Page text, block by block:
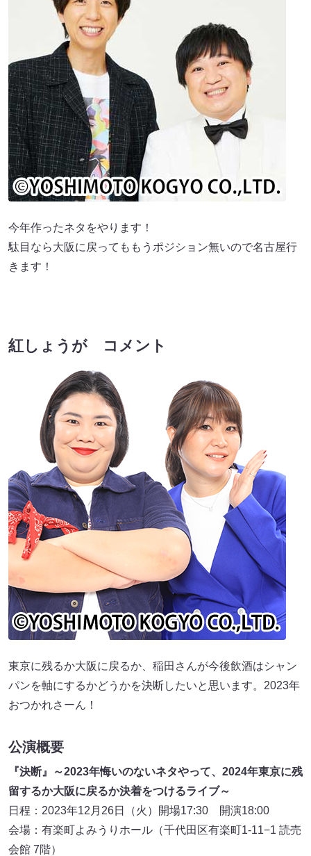
今年作ったネタをやります！
駄目なら大阪に戻ってももうポジション無いので名古屋行
きます！
紅しょうが コメント
東京に残るか大阪に戻るか、稲田さんが今後飲酒はシャン
パンを軸にするかどうかを決断したいと思います。2023年
おつかれさーん！
公演概要
『決断』～2023年悔いのないネタやって、2024年東京に残
留するか大阪に戻るか決着をつけるライブ～
日程：2023年12月26日（火）開場17:30 開演18:00
会場：有楽町よみうりホール（千代田区有楽町1-11−1 読売
会館 7階）